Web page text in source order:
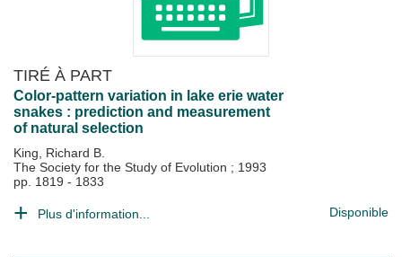
TIRÉ À PART
Color-pattern variation in lake erie water
snakes : prediction and measurement
of natural selection
King, Richard B.
The Society for the Study of Evolution ; 1993
pp. 1819 - 1833
Plus d'information... Disponible